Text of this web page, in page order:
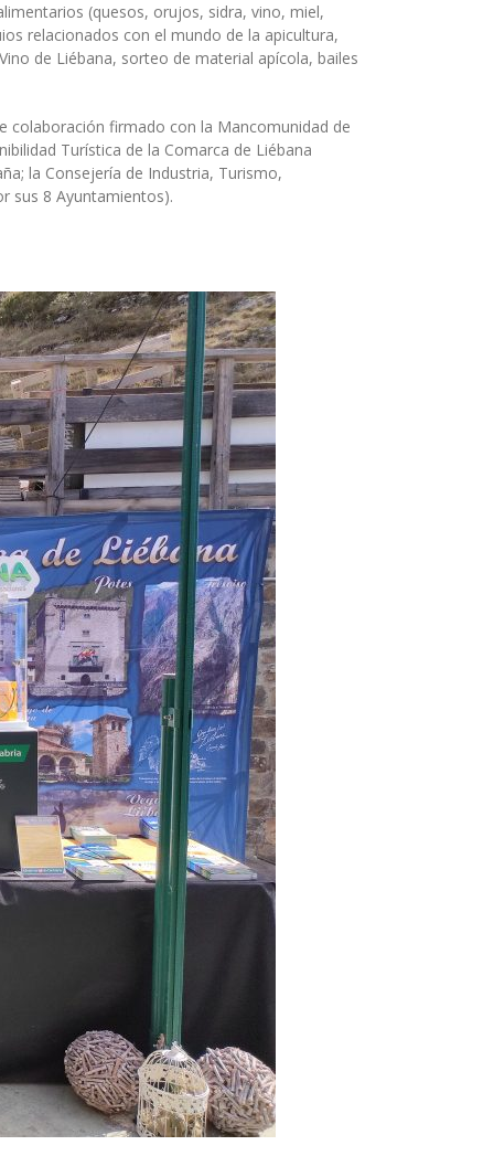
(quesos, orujos, sidra, vino, miel,
relacionados con el mundo de la apicultura,
de Liébana, sorteo de material apícola, bailes
colaboración firmado con la Mancomunidad de
Turística de la Comarca de Liébana
la Consejería de Industria, Turismo,
sus 8 Ayuntamientos).